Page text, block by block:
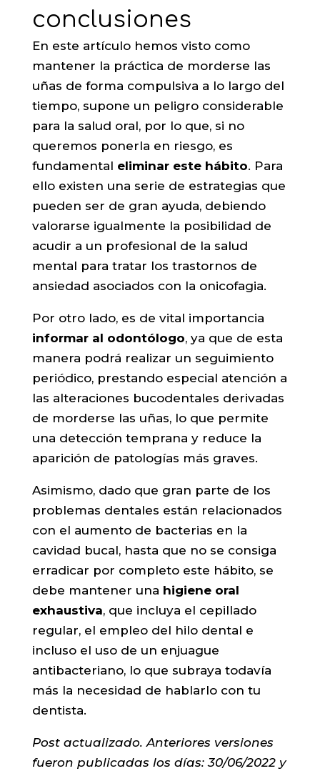
conclusiones
En este artículo hemos visto como
mantener la práctica de morderse las
uñas de forma compulsiva a lo largo del
tiempo, supone un peligro considerable
para la salud oral, por lo que, si no
queremos ponerla en riesgo, es
fundamental eliminar este hábito. Para
ello existen una serie de estrategias que
pueden ser de gran ayuda, debiendo
valorarse igualmente la posibilidad de
acudir a un profesional de la salud
mental para tratar los trastornos de
ansiedad asociados con la onicofagia.
Por otro lado, es de vital importancia
informar al odontólogo, ya que de esta
manera podrá realizar un seguimiento
periódico, prestando especial atención a
las alteraciones bucodentales derivadas
de morderse las uñas, lo que permite
una detección temprana y reduce la
aparición de patologías más graves.
Asimismo, dado que gran parte de los
problemas dentales están relacionados
con el aumento de bacterias en la
cavidad bucal, hasta que no se consiga
erradicar por completo este hábito, se
debe mantener una higiene oral
exhaustiva, que incluya el cepillado
regular, el empleo del hilo dental e
incluso el uso de un enjuague
antibacteriano, lo que subraya todavía
más la necesidad de hablarlo con tu
dentista.
Post actualizado. Anteriores versiones
fueron publicadas los días: 30/06/2022 y